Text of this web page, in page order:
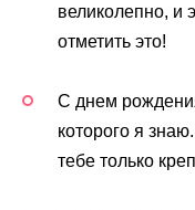
великолепно, и
отметить это!
С днем
которого я
тебе только